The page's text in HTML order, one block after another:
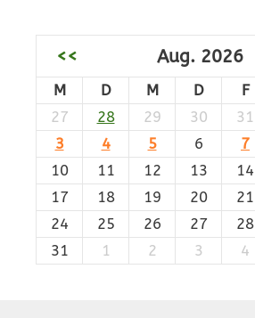
<< Aug. 2026
M D M D F
27
28 29 30 31
3
4 5 6 7
10
11 12 13 14
17
18 19 20 21
24
25 26 27 28
31
1 2 3 4